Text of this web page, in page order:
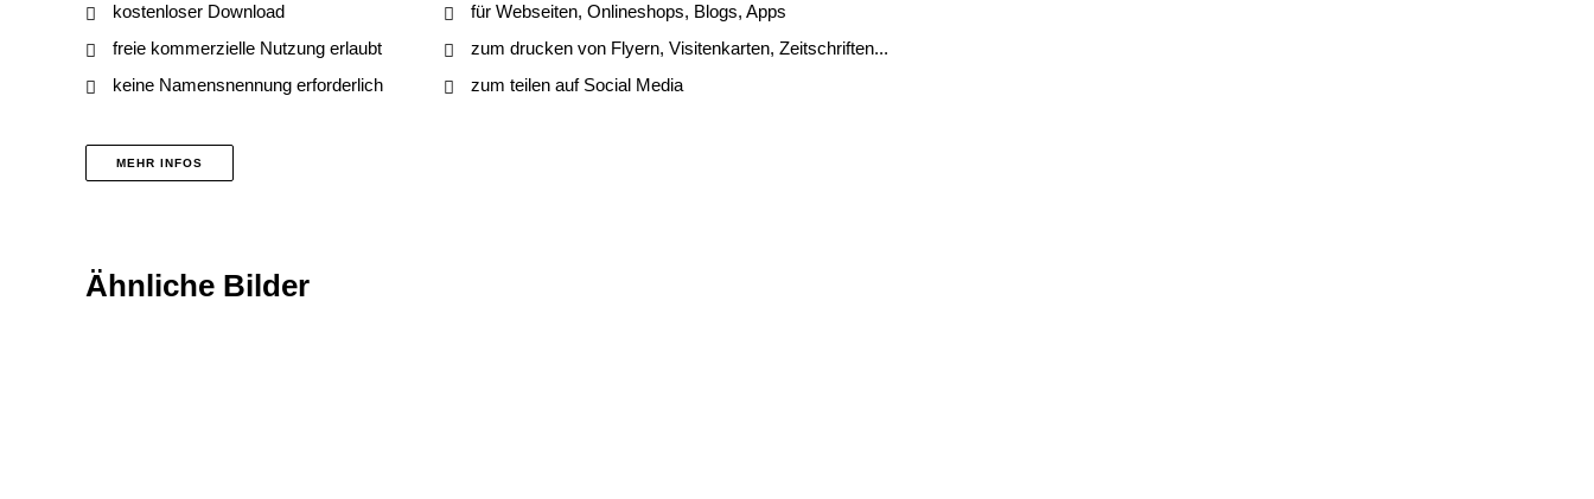
kostenloser Download
freie kommerzielle Nutzung erlaubt
keine Namensnennung erforderlich
MEHR INFOS
für Webseiten, Onlineshops, Blogs, Apps
zum drucken von Flyern, Visitenkarten, Zeitschriften...
zum teilen auf Social Media
Ähnliche Bilder